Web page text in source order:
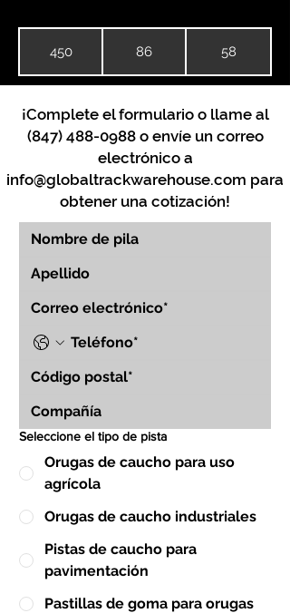
450 86 58
¡Complete el formulario o llame al
(847) 488-0988o envíe un correo
electrónico a
info@globaltrackwarehouse.com para
obtener una cotización!
Seleccione el tipo de pista
Orugas de caucho para uso
agrícola
Orugas de caucho industriales
Pistas de caucho para
pavimentación
Pastillas de goma para orugas